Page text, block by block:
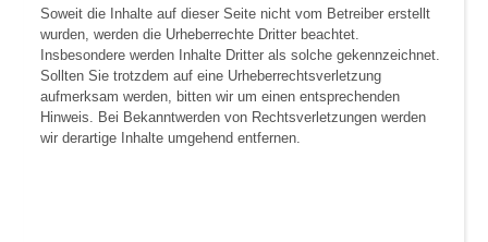
Soweit die Inhalte auf dieser Seite nicht vom Betreiber erstellt
wurden, werden die Urheberrechte Dritter beachtet.
Insbesondere werden Inhalte Dritter als solche gekennzeichnet.
Sollten Sie trotzdem auf eine Urheberrechtsverletzung
aufmerksam werden, bitten wir um einen entsprechenden
Hinweis. Bei Bekanntwerden von Rechtsverletzungen werden
wir derartige Inhalte umgehend entfernen.